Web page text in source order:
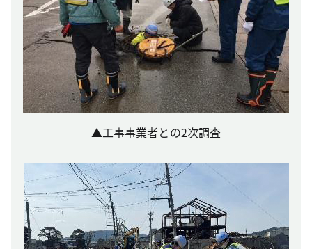
▲工事事業者との2次調査